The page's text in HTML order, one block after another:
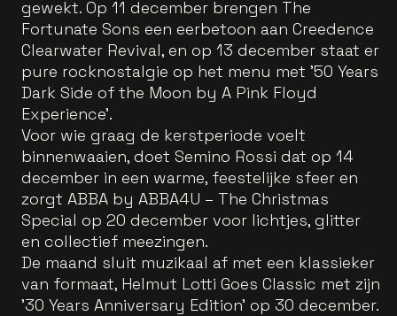
gewekt. Op 11 december brengen The
Fortunate Sons een eerbetoon aan Creedence
Clearwater Revival, en op 13 december staat er
pure rocknostalgie op het menu met '50 Years
Dark Side of the Moon by A Pink Floyd
Experience'.
Voor wie graag de kerstperiode voelt
binnenwaaien, doet Semino Rossi dat op 14
december in een warme, feestelijke sfeer en
zorgt ABBA by ABBA4U – The Christmas
Special op 20 december voor lichtjes, glitter
en collectief meezingen.
De maand sluit muzikaal af met een klassieker
van formaat, Helmut Lotti Goes Classic met zijn
'30 Years Anniversary Edition' op 30 december.